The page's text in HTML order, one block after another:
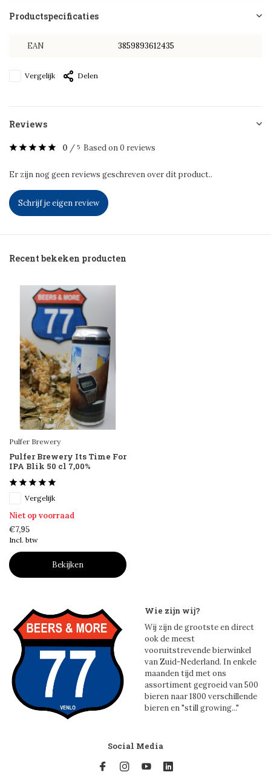
Productspecificaties
EAN 3859893612435
Vergelijk Delen
Reviews
0 / 5 Based on 0 reviews
Er zijn nog geen reviews geschreven over dit product..
Schrijf je eigen review
Recent bekeken producten
Pulfer Brewery
Pulfer Brewery Its Time For
IPA Blik 50 cl 7,00%
Vergelijk
Niet op voorraad
€7,95
Incl. btw
Bekijken
Wie zijn wij?
Wij zijn de grootste en direct
ook de meest
vooruitstrevende bierwinkel
van Zuid-Nederland. In enkele
maanden tijd met ons
assortiment gegroeid van 500
bieren naar 1800 verschillende
bieren en "still growing..."
Social Media